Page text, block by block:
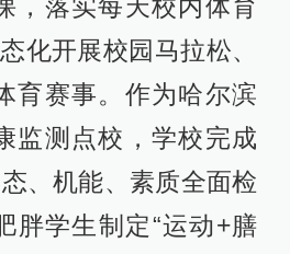
，落实每天校内体育
化开展校园马拉松、
育赛事。作为哈尔滨
监测点校，学校完成
、机能、素质全面检
胖学生制定“运动+膳